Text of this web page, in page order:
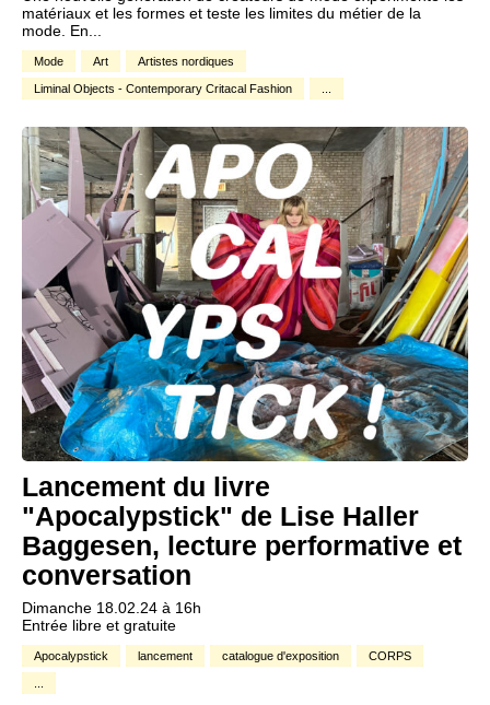
matériaux et les formes et teste les limites du métier de la
mode. En...
Mode Art Artistes nordiques
Liminal Objects - Contemporary Critacal Fashion
Lancement du livre
"Apocalypstick" de Lise Haller
Baggesen, lecture performative et
conversation
Dimanche 18.02.24 à 16h
Entrée libre et gratuite
Apocalypstick lancement catalogue d'exposition CORPS